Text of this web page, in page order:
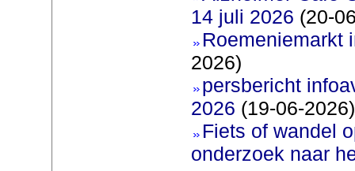
14 juli 2026 (20-
Roemeniemarkt
2026)
persbericht
2026 (19-06-2026)
Fiets of wandel
onderzoek naar